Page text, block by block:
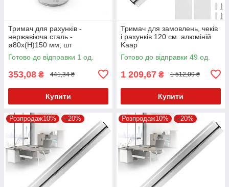
Тримач для рахунків -
нержавіюча сталь -
ø80x(H)150 мм, шт
Готово до відправки 1 од.
353,08 ₴ 441,34 ₴
Купити
Тримач для замовлень, чеків
і рахунків 120 см. алюміній
Kaap
Готово до відправки 49 од.
1 209,67 ₴ 1 512,09 ₴
Купити
Розпродаж10% –20% Розпродаж10% –20%